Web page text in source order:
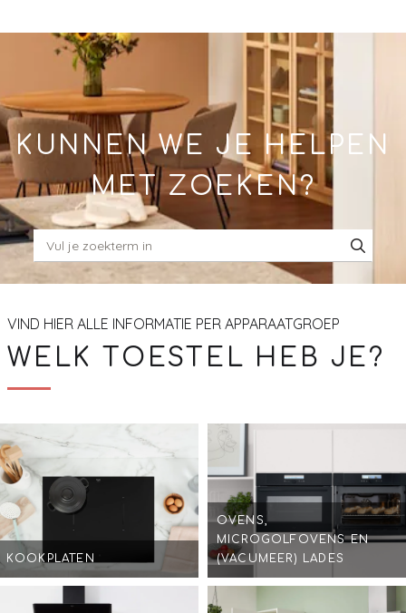
to
KUNNEN WE JE HELPEN
MET ZOEKEN?
VIND HIER ALLE INFORMATIE PER APPARAATGROEP
WELK TOESTEL HEB JE?
KOOKPLATEN
OVENS,
MICROGOLFOVENS EN
(VACUMEER) LADES